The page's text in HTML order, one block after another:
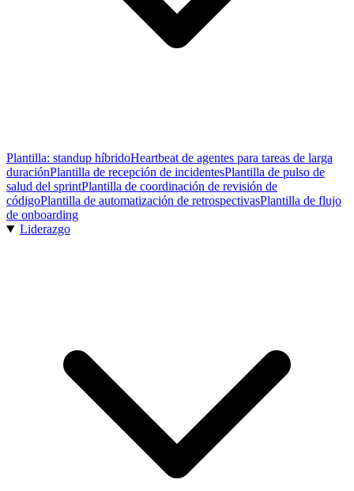
Plantilla: standup híbridoHeartbeat de agentes para tareas de larga
duraciónPlantilla de recepción de incidentesPlantilla de pulso de
salud del sprintPlantilla de coordinación de revisión de
códigoPlantilla de automatización de retrospectivasPlantilla de flujo
de onboarding
Liderazgo